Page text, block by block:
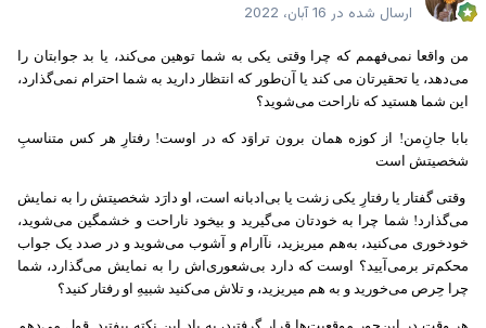
ارسال شده در 16 آبان، 2022
من واقعا نمی‌فهمم که چرا وقتی یکی به شما توهین می‌کند، یا بد جوابتان را
می‌دهد، یا تحقیرتان می کند یا آن‌طور که انتظار دارید به شما احترام نمی‌گذارد،
این شما هستید که ناراحت می‌شوید؟
بابا جانِ‌من! از کوزه همان برون تراوَد که در اوست! رفتارِ هر کس متناسبِ
شخصیتش است
وقتی گفتار یا رفتارِ یکی زشت یا بی‌ادبانه است، او دارَد شخصیتش را به نمایش
می‌گذارد! شما چرا به خودتان می‌گیرید و بیخود ناراحت و خشمگین می‌شوید،
خودخوری می‌کنید، به‌هم میریزید، نآارام و آشوب می‌شوید و در صدد یک جواب
محکم‌تر برمی‌آیید؟ اوست که دارد بی‌شعوری‌اش را به نمایش می‌گذارد، شما
چرا حِرص می‌خورید و به هم میریزید، و تلاش می‌کنید شبیهِ او رفتار کنید؟